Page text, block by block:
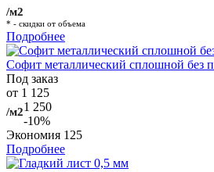
/м2
* - скидки от объема
Подробнее
Софит металлический сплошной без
Под заказ
от 1 125
/м21 250
-10%
Экономия 125
Подробнее